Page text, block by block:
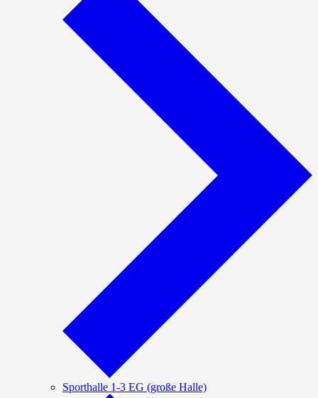
Sporthalle 1-3 EG (große Halle)